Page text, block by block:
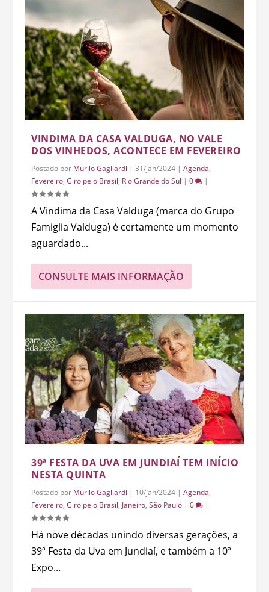
VINDIMA DA CASA VALDUGA, NO VALE
DOS VINHEDOS, ACONTECE EM FEVEREIRO
Postado por Murilo Gagliardi |31/jan/2024 |Agenda,
Fevereiro,Giro pelo Brasil, Rio Grande do Sul |0 |
A Vindima da Casa Valduga (marca do Grupo
Famiglia Valduga) é certamente um momento
aguardado...
CONSULTE MAIS INFORMAÇÃO
39ª FESTA DA UVA EM JUNDIAÍ TEM INÍCIO
NESTA QUINTA
Postado por Murilo Gagliardi | 10/jan/2024 |Agenda,
Fevereiro,Giro pelo Brasil, Janeiro,São Paulo |0 |
Há nove décadas unindo diversas gerações, a
39ª Festa da Uva em Jundiaí, e também a 10ª
Expo...